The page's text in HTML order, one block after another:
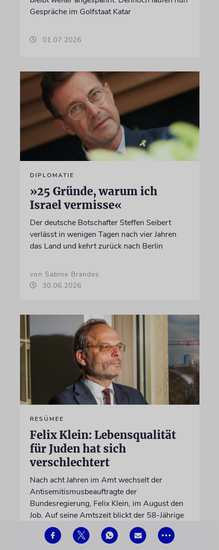
•••
Gespräche im Golfstaat Katar
01.07.2026
DIPLOMATIE
»25 Gründe, warum ich
Israel vermisse«
Der deutsche Botschafter Steffen Seibert
verlässt in wenigen Tagen nach vier Jahren
das Land und kehrt zurück nach Berlin
von Sabine Brandes
30.06.2026
RESÜMEE
Felix Klein: Lebensqualität
für Juden hat sich
verschlechtert
Nach acht Jahren im Amt wechselt der
Antisemitismusbeauftragte der
Bundesregierung, Felix Klein, im August den
Job. Auf seine Amtszeit blickt der 58-Jährige
mit gemischten Gefühlen zurück